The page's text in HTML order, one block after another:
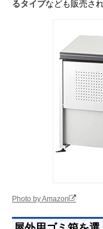
るタイプなども販売さ
Photo by Amazon